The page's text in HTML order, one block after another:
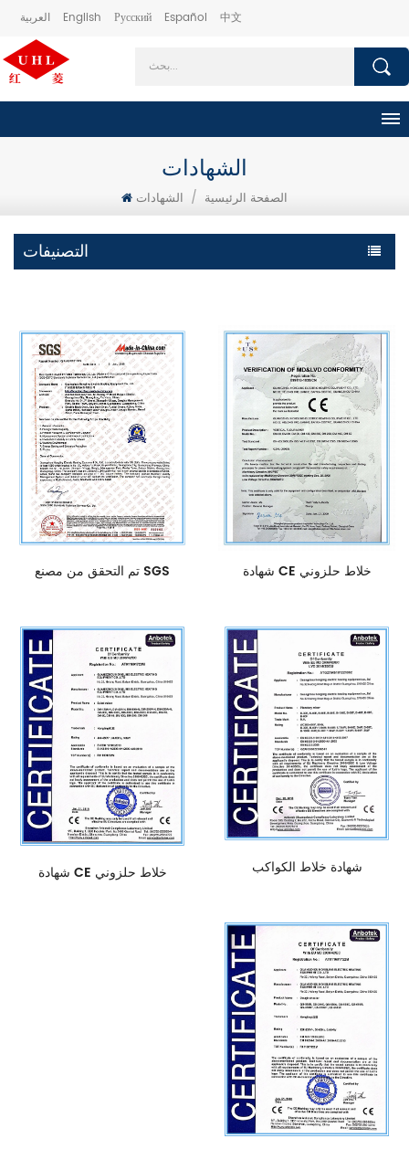
العربية English Русский Español 中文
الشهادات
الصفحة الرئيسية / الشهادات
التصنيفات
تم التحقق من مصنع SGS شهادة CE خلاط حلزوني
شهادة CE خلاط حلزوني شهادة خلاط الكواكب